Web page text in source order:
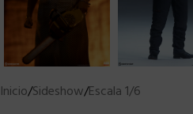
Inicio/Sideshow/Escala 1/6